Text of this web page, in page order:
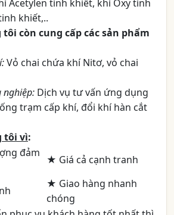
Acetylen tinh khiết, khí Oxy tinh
khiết,..
còn cung cấp các sản phẩm
Vỏ chai chứa khí Nitơ, vỏ chai
nghiệp: Dịch vụ tư vấn ứng dụng
trạm cấp khí, đổi khí hàn cắt
tôi vì:
đảm
★ Giá cả cạnh tranh
★ Giao hàng nhanh
chóng